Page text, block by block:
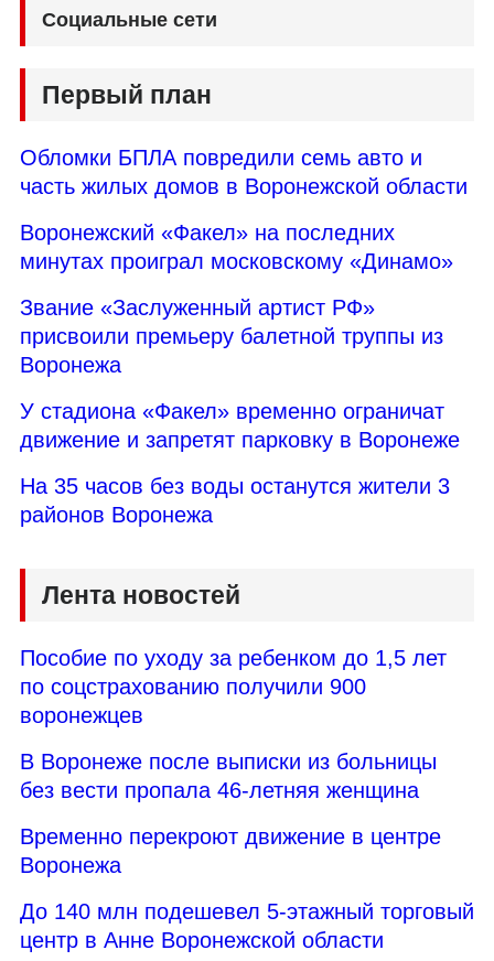
Социальные сети
Первый план
Обломки БПЛА повредили семь авто и
часть жилых домов в Воронежской области
Воронежский «Факел» на последних
минутах проиграл московскому «Динамо»
Звание «Заслуженный артист РФ»
присвоили премьеру балетной труппы из
Воронежа
У стадиона «Факел» временно ограничат
движение и запретят парковку в Воронеже
На 35 часов без воды останутся жители 3
районов Воронежа
Лента новостей
Пособие по уходу за ребенком до 1,5 лет
по соцстрахованию получили 900
воронежцев
В Воронеже после выписки из больницы
без вести пропала 46-летняя женщина
Временно перекроют движение в центре
Воронежа
До 140 млн подешевел 5-этажный торговый
центр в Анне Воронежской области